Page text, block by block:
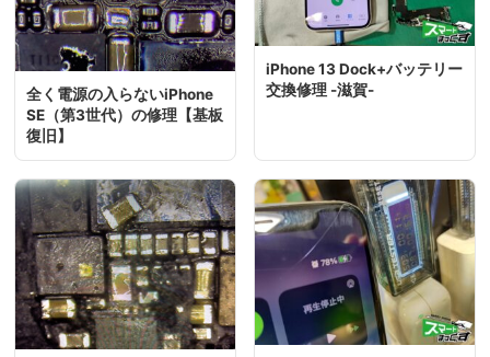
全く電源の入らないiPhone
SE（第3世代）の修理【基板
復旧】
iPhone 13 Dock+バッテリー
交換修理 -滋賀-